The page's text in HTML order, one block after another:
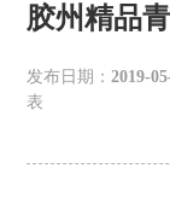
胶州精品
发布日期：2019-
表